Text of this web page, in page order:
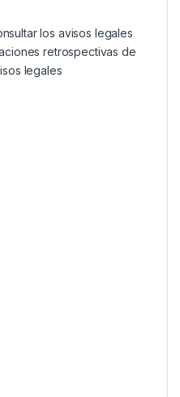
los avisos legales
retrospectivas de
legales